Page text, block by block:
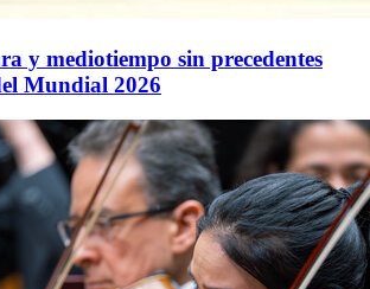
y mediotiempo sin precedentes
Mundial 2026